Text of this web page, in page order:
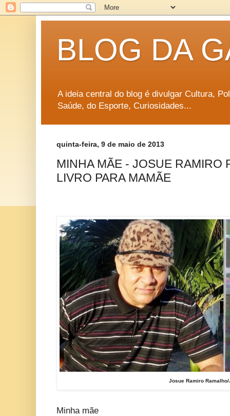
BLOG DA
A ideia central do blog é divulgar Cultura,
Saúde, do Esporte, Curiosidades...
quinta-feira, 9 de maio de 2013
MINHA MÃE - JOSUE RAMIRO
LIVRO PARA MAMÃE
Josue Ramiro Ramalho/
Minha mãe